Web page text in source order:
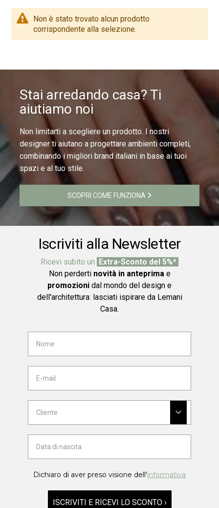
Non è stato trovato alcun prodotto
corrispondente alla selezione.
Stai arredando casa? Ti
aiutiamo noi
Non limitarti a scegliere un prodotto. I nostri
designer ti aiutano a progettare ambienti completi,
combinando i migliori brand italiani in base ai tuoi
spazi e al tuo stile.
SCOPRI COME FUNZIONA
Iscriviti alla Newsletter
Ricevi subito un
Extra-Sconto del 5%*
Non perderti novità in anteprimae
promozioni dal mondo del design e
dell'architettura: lasciati ispirare da Lemani
Casa.
Dichiaro di aver preso visione dell'informativa
ISCRIVITI E RICEVI LO SCONTO ›